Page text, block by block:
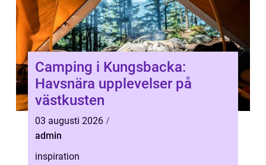
Camping i Kungsbacka:
Havsnära upplevelser på
västkusten
03 augusti 2026
admin
inspiration